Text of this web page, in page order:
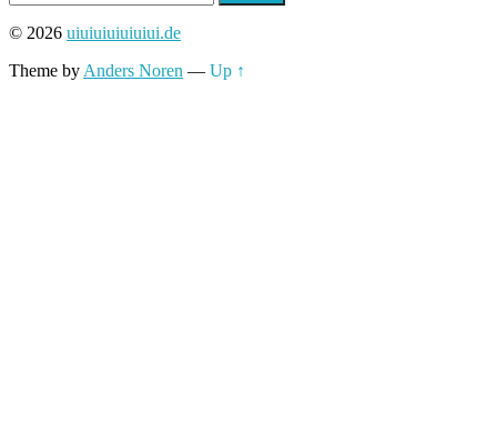
nach:
© 2026 uiuiuiuiuiuiui.de
Theme by Anders Noren — Up ↑